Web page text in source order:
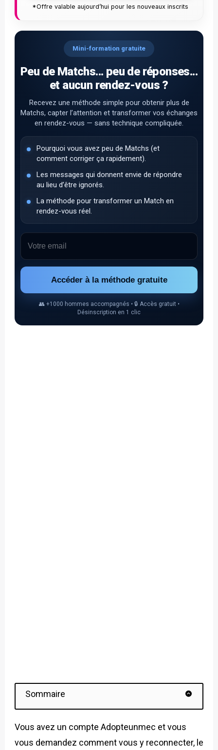
*Offre valable aujourd’hui pour les nouveaux inscrits
Mini-formation gratuite
Peu de Matchs... peu de réponses...
et aucun rendez-vous ?
Recevez une méthode simple pour obtenir plus de
Matchs, capter l’attention et transformer vos échanges
en rendez-vous — sans technique compliquée.
Pourquoi vous avez peu de Matchs (et
comment corriger ça rapidement).
Les messages qui donnent envie de répondre
au lieu d’être ignorés.
La méthode pour transformer un Match en
rendez-vous réel.
Accéder à la méthode gratuite
👥 +1000 hommes accompagnés • 🔒 Accès gratuit •
Désinscription en 1 clic
Sommaire
Vous avez un compte Adopteunmec et vous
vous demandez comment vous y reconnecter, le